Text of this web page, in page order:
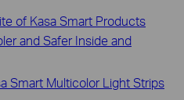
of Kasa Smart Products
and Safer Inside and
Smart Multicolor Light Strips